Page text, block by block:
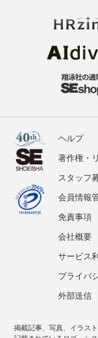
ヘルプ
著作権・
スタッフ
会員情報
免責事項
会社概要
サービス
プライバ
外部送信
掲載記事、写真、イラス